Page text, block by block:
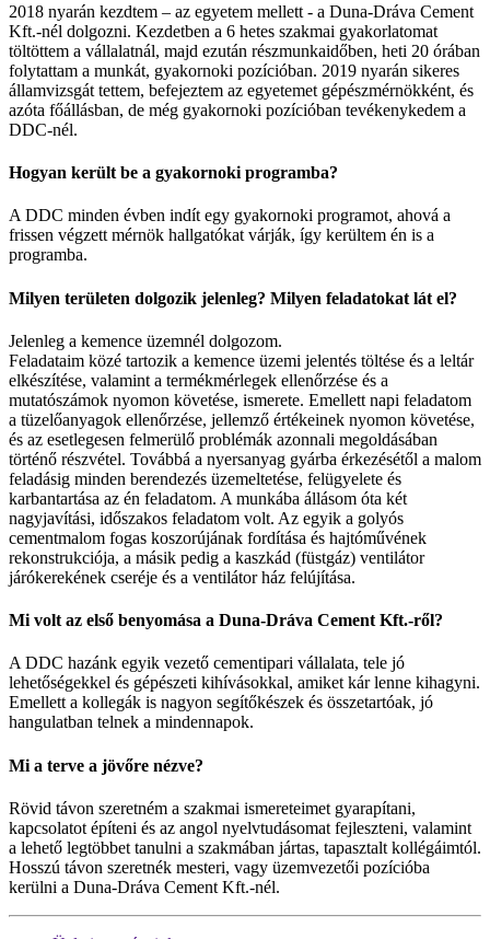
2018 nyarán kezdtem – az egyetem mellett - a Duna-Dráva Cement
Kft.-nél dolgozni. Kezdetben a 6 hetes szakmai gyakorlatomat
töltöttem a vállalatnál, majd ezután részmunkaidőben, heti 20 órában
folytattam a munkát, gyakornoki pozícióban. 2019 nyarán sikeres
államvizsgát tettem, befejeztem az egyetemet gépészmérnökként, és
azóta főállásban, de még gyakornoki pozícióban tevékenykedem a
DDC-nél.
Hogyan került be a gyakornoki programba?
A DDC minden évben indít egy gyakornoki programot, ahová a
frissen végzett mérnök hallgatókat várják, így kerültem én is a
programba.
Milyen területen dolgozik jelenleg? Milyen feladatokat lát el?
Jelenleg a kemence üzemnél dolgozom.
Feladataim közé tartozik a kemence üzemi jelentés töltése és a leltár
elkészítése, valamint a termékmérlegek ellenőrzése és a
mutatószámok nyomon követése, ismerete. Emellett napi feladatom
a tüzelőanyagok ellenőrzése, jellemző értékeinek nyomon követése,
és az esetlegesen felmerülő problémák azonnali megoldásában
történő részvétel. Továbbá a nyersanyag gyárba érkezésétől a malom
feladásig minden berendezés üzemeltetése, felügyelete és
karbantartása az én feladatom. A munkába állásom óta két
nagyjavítási, időszakos feladatom volt. Az egyik a golyós
cementmalom fogas koszorújának fordítása és hajtóművének
rekonstrukciója, a másik pedig a kaszkád (füstgáz) ventilátor
járókerekének cseréje és a ventilátor ház felújítása.
Mi volt az első benyomása a Duna-Dráva Cement Kft.-ről?
A DDC hazánk egyik vezető cementipari vállalata, tele jó
lehetőségekkel és gépészeti kihívásokkal, amiket kár lenne kihagyni.
Emellett a kollegák is nagyon segítőkészek és összetartóak, jó
hangulatban telnek a mindennapok.
Mi a terve a jövőre nézve?
Rövid távon szeretném a szakmai ismereteimet gyarapítani,
kapcsolatot építeni és az angol nyelvtudásomat fejleszteni, valamint
a lehető legtöbbet tanulni a szakmában jártas, tapasztalt kollégáimtól.
Hosszú távon szeretnék mesteri, vagy üzemvezetői pozícióba
kerülni a Duna-Dráva Cement Kft.-nél.